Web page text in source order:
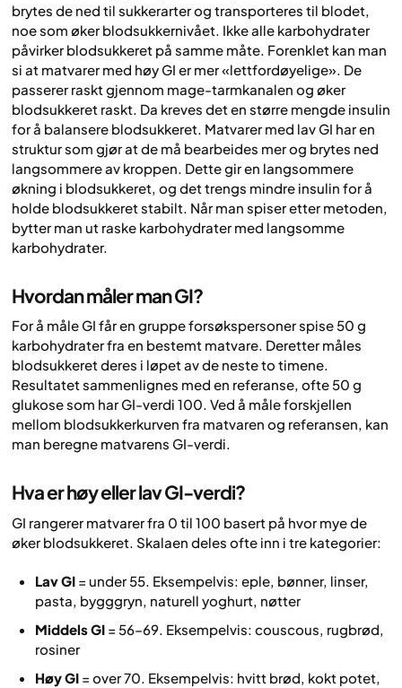
brytes de ned til sukkerarter og transporteres til blodet,
noe som øker blodsukkernivået. Ikke alle karbohydrater
påvirker blodsukkeret på samme måte. Forenklet kan man
si at matvarer med høy GI er mer «lettfordøyelige». De
passerer raskt gjennom mage-tarmkanalen og øker
blodsukkeret raskt. Da kreves det en større mengde insulin
for å balansere blodsukkeret. Matvarer med lav GI har en
struktur som gjør at de må bearbeides mer og brytes ned
langsommere av kroppen. Dette gir en langsommere
økning i blodsukkeret, og det trengs mindre insulin for å
holde blodsukkeret stabilt. Når man spiser etter metoden,
bytter man ut raske karbohydrater med langsomme
karbohydrater.
Hvordan måler man GI?
For å måle GI får en gruppe forsøkspersoner spise 50 g
karbohydrater fra en bestemt matvare. Deretter måles
blodsukkeret deres i løpet av de neste to timene.
Resultatet sammenlignes med en referanse, ofte 50 g
glukose som har GI-verdi 100. Ved å måle forskjellen
mellom blodsukkerkurven fra matvaren og referansen, kan
man beregne matvarens GI-verdi.
Hva er høy eller lav GI-verdi?
GI rangerer matvarer fra 0 til 100 basert på hvor mye de
øker blodsukkeret. Skalaen deles ofte inn i tre kategorier:
Lav GI= under 55. Eksempelvis: eple, bønner, linser,
pasta, bygggryn, naturell yoghurt, nøtter
Middels GI= 56–69. Eksempelvis: couscous, rugbrød,
rosiner
Høy GI= over 70. Eksempelvis: hvitt brød, kokt potet,